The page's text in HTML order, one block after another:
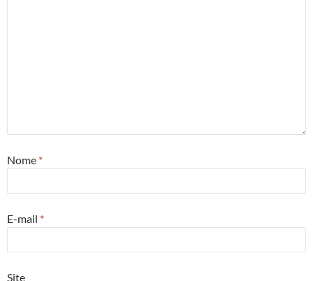
Nome *
E-mail *
Site